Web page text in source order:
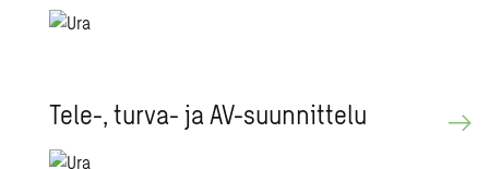
Tele-, turva- ja AV-suun­nit­te­lu